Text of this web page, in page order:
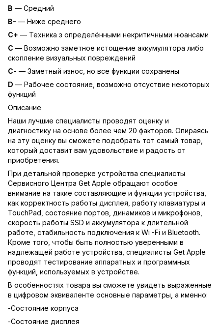
B — Средний
B- — Ниже среднего
C+ — Техника з определёнными некритичными нюансами
C — Возможно заметное истощение аккумулятора либо
скопление визуальных повреждений
C- — Заметный износ, но все функции сохранены
D — Рабочее состояние, возможно отсуствие некоторых
функций
Описание
Наши лучшие специалисты проводят оценку и
диагностику на основе более чем 20 факторов. Опираясь
на эту оценку вы сможете подобрать тот самый товар,
который доставит вам удовольствие и радость от
приобретения.
При детальной проверке устройства специалисты
Сервисного Центра Get Apple обращают особое
внимание на такие составляющие и функции устройства,
как корректность работы дисплея, работу клавиатуры и
TouchPad, состояние портов, динамиков и микрофонов,
скорость работы SSD и аккумулятора к длительной
работе, стабильность подключения к Wi -Fi и Bluetooth.
Кроме того, чтобы быть полностью уверенными в
надлежащей работе устройства, специалисты Get Apple
проводят тестирование аппаратных и программных
функций, используемых в устройстве.
В особенностях товара вы сможете увидеть выраженные
в цифровом эквиваленте основные параметры, а именно:
-Состояние корпуса
-Состояние дисплея